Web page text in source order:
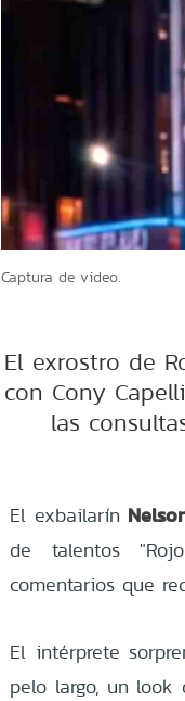
Captura de video.
El exrostro de
con Cony
las
El exbailarín
de talentos
comentarios que
El intérprete
pelo largo, un look